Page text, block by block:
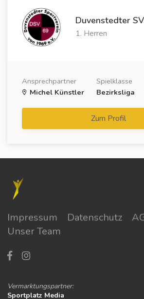
Duvenstedter SV
1. Herren
Ansprechpartner
Michel Künstler
Spielklasse
Bezirksliga
Zum Profil
Impressum Datenschutz
Unser Team
Vermarktungspartner:
Sportplatz Media